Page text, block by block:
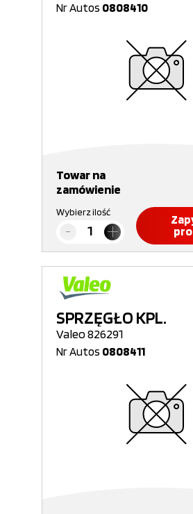
Nr Autos 0808410
Towar na
zamówienie
Wybierz ilość
SPRZĘGŁO KPL.
Valeo 826291
Nr Autos 0808411